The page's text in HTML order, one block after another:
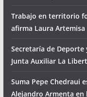
Trabajo en territorio
afirma Laura Artemisa
Secretaría de
Junta Auxiliar La
Suma Pepe Chedraui
Alejandro Armenta en